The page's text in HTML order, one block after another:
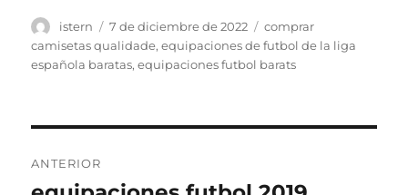
Autor
istern
Publicado
el
7 de diciembre de 2022 Etiquetas
comprar
camisetas qualidade,equipaciones de futbol de la liga
española baratas,equipaciones futbol barats
de
ANTERIOR
Entrada